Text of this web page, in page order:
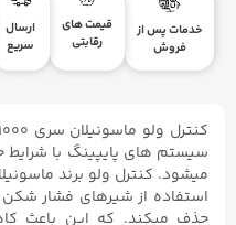
خدمات پس از
فروش
قیمت های
رقابتی
ارسال
سریع
سیستم های پایپینگ با
استفاده از شیرهای فشار شکن
حذف میکند. که این باعث